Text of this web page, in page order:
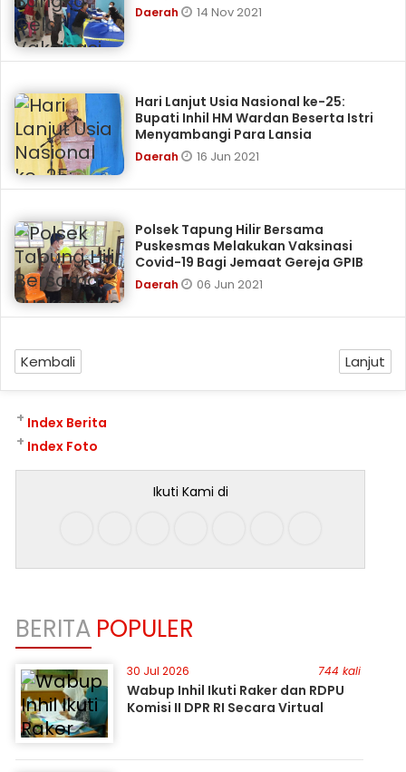
Daerah 14 Nov 2021
Hari Lanjut Usia Nasional ke-25:
Bupati Inhil HM Wardan Beserta Istri
Menyambangi Para Lansia
Daerah 16 Jun 2021
Polsek Tapung Hilir Bersama
Puskesmas Melakukan Vaksinasi
Covid-19 Bagi Jemaat Gereja GPIB
Daerah 06 Jun 2021
Kembali Lanjut
Index Berita
+
Index Foto
+
Ikuti Kami di
BERITA POPULER
30 Jul 2026 744 kali
Wabup Inhil Ikuti Raker dan RDPU
Komisi II DPR RI Secara Virtual